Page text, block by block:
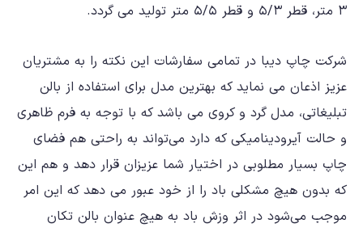
۳ متر، قطر ۵/۳ و قطر ۵/۵ متر
تولید می گردد.
شرکت چاپ دیبا در تمامی سفارشات این نکته را به مشتریان
عزیز اذعان می نماید که بهترین مدل برای استفاده از بالن
تبلیغاتی، مدل گرد و کروی می باشد که با توجه به فرم ظاهری
و حالت آیرودینامیکی که دارد می‌تواند به راحتی هم فضای
چاپ بسیار مطلوبی در اختیار شما عزیزان قرار دهد و هم این
که بدون هیچ مشکلی باد را از خود عبور می دهد که این امر
موجب می‌شود در اثر وزش باد به هیچ عنوان بالن تکان